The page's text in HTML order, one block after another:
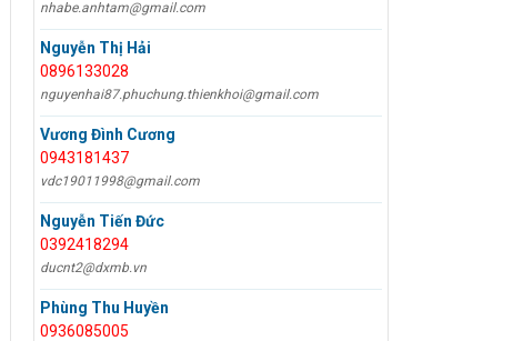
nhabe.anhtam@gmail.com
Nguyễn Thị Hải
0896133028
nguyenhai87.phuchung.thienkhoi@gmail.com
Vương Đình Cương
0943181437
vdc19011998@gmail.com
Nguyễn Tiến Đức
0392418294
ducnt2@dxmb.vn
Phùng Thu Huyền
0936085005